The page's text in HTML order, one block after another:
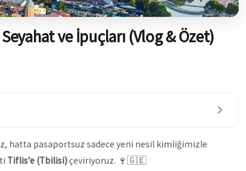
ve İpuçları (Vlog & Özet)
hatta pasaportsuz sadece yeni nesil kimliğimizle
Tiflis’e (Tbilisi)çeviriyoruz. 🍷🇬🇪